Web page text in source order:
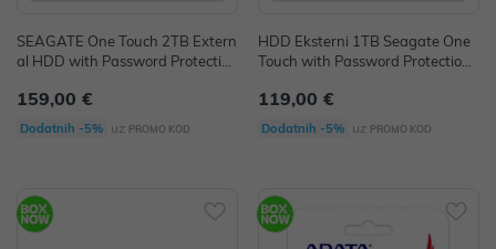
SEAGATE One Touch 2TB Extern
al HDD with Password Protection
159,00 €
Dodatnih -5% uz PROMO KOD
HDD Eksterni 1TB Seagate One
Touch with Password Protection
119,00 €
Dodatnih -5% uz PROMO KOD